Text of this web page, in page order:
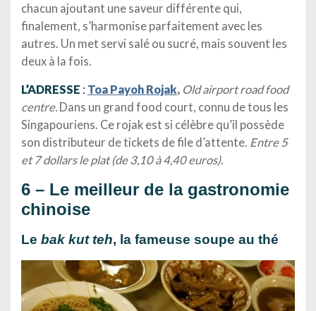
chacun ajoutant une saveur différente qui,
finalement, s’harmonise parfaitement avec les
autres. Un met servi salé ou sucré, mais souvent les
deux à la fois.
L’ADRESSE : Toa Payoh Rojak, Old airport road food
centre. Dans un grand food court, connu de tous les
Singapouriens. Ce rojak est si célèbre qu’il possède
son distributeur de tickets de file d’attente. Entre 5
et 7 dollars le plat (de 3,10 à 4,40 euros).
6 – Le meilleur de la gastronomie
chinoise
Le bak kut teh, la fameuse soupe au thé